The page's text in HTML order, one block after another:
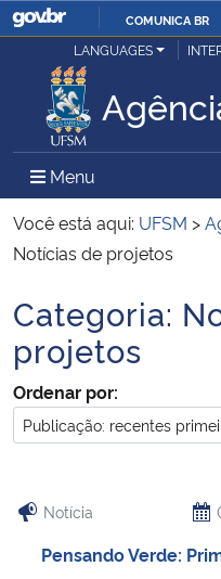
COMUNICA BR
Ministério da Justiça e Segurança
Ministério da Defesa
Ministério das Relações Exteriores
Ministério da Infraestrutura
Ministério da Agricultura, Pecuária
Ministério da Educação
Ministério da Cidadania
Ministério da Saúde
LANGUAGES
Menu Menu
Você está aqui: UFSM >
Notícias de projetos
Início do conteúdo
Categoria:
projetos
Ordenar por:
Notícia
Pensando Verde: